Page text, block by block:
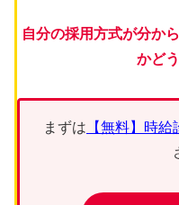
自分の採用方式が分か
かど
まずは 【無料】時